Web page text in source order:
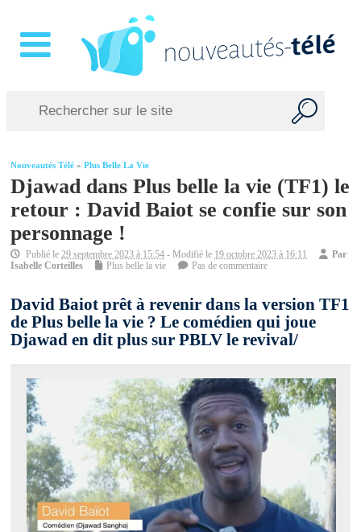
Nouveautés Télé »Plus Belle La Vie
Djawad dans Plus belle la vie (TF1) le
retour : David Baiot se confie sur son
personnage !
Publié le29 septembre 2023 à 15:54 - Modifié le 19 octobre 2023 à 16:11
Par
Isabelle Corteilles
Plus belle la vie Pas de commentaire
David Baiot prêt à revenir dans la version TF1
de Plus belle la vie ? Le comédien qui joue
Djawad en dit plus sur PBLV le revival/